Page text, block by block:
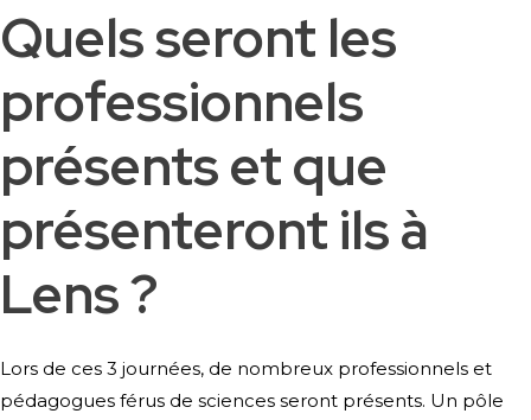
Quels seront les
professionnels
présents et que
présenteront ils à
Lens ?
Lors de ces 3 journées, de nombreux professionnels et
pédagogues férus de sciences seront présents. Un pôle